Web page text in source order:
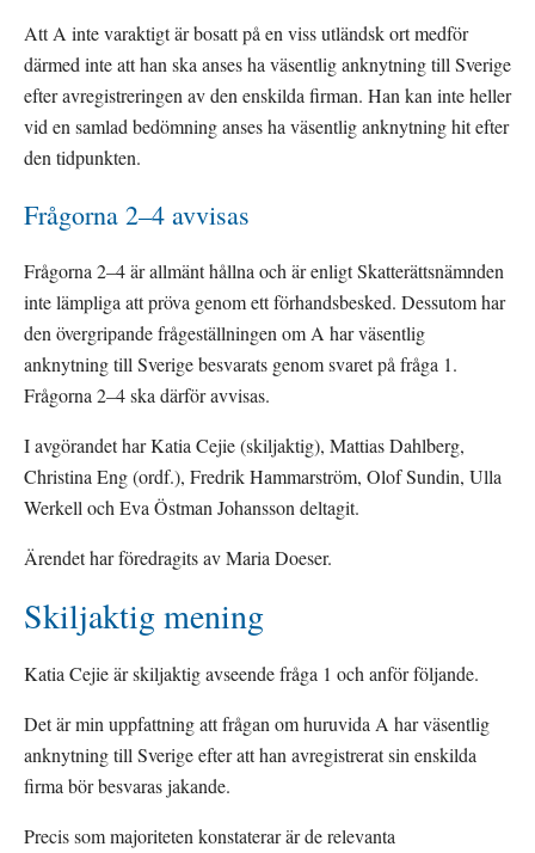
Att A inte varaktigt är bosatt på en viss utländsk ort medför
därmed inte att han ska anses ha väsentlig anknytning till Sverige
efter avregistreringen av den enskilda firman. Han kan inte heller
vid en samlad bedömning anses ha väsentlig anknytning hit efter
den tidpunkten.
Frågorna 2–4 avvisas
Frågorna 2–4 är allmänt hållna och är enligt Skatterättsnämnden
inte lämpliga att pröva genom ett förhandsbesked. Dessutom har
den övergripande frågeställningen om A har väsentlig
anknytning till Sverige besvarats genom svaret på fråga 1.
Frågorna 2–4 ska därför avvisas.
I avgörandet har Katia Cejie (skiljaktig), Mattias Dahlberg,
Christina Eng (ordf.), Fredrik Hammarström, Olof Sundin, Ulla
Werkell och Eva Östman Johansson deltagit.
Ärendet har föredragits av Maria Doeser.
Skiljaktig mening
Katia Cejie är skiljaktig avseende fråga 1 och anför följande.
Det är min uppfattning att frågan om huruvida A har väsentlig
anknytning till Sverige efter att han avregistrerat sin enskilda
firma bör besvaras jakande.
Precis som majoriteten konstaterar är de relevanta